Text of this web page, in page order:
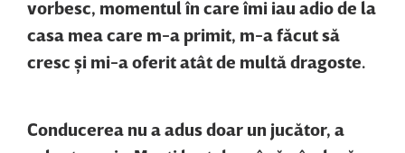
vorbesc, momentul în care îmi iau adio de la
casa mea care m-a primit, m-a făcut să
cresc şi mi-a oferit atât de multă dragoste.
Conducerea nu a adus doar un jucător, a